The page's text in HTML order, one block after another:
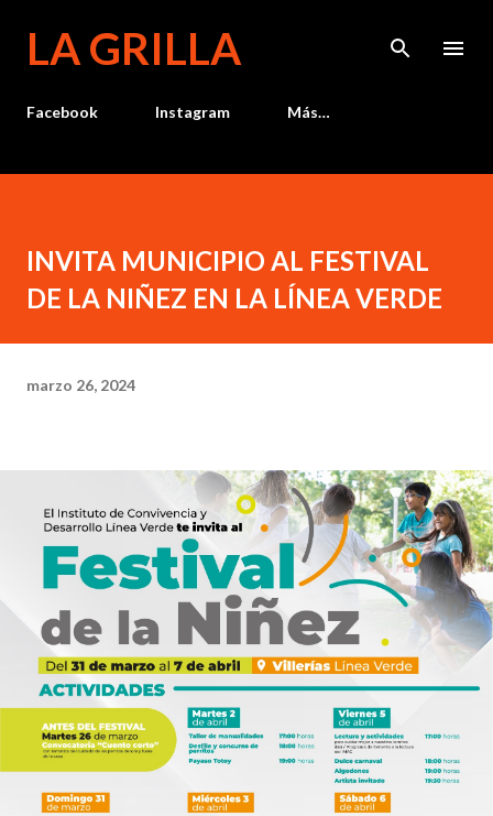
LA GRILLA
Facebook Instagram Más…
INVITA MUNICIPIO AL FESTIVAL
DE LA NIÑEZ EN LA LÍNEA VERDE
marzo 26, 2024